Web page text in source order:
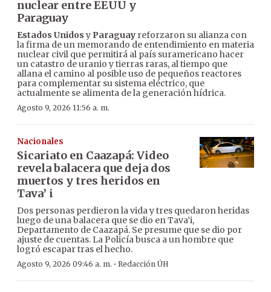
nuclear entre EEUU y
Paraguay
Estados Unidos y Paraguay reforzaron su alianza con
la firma de un memorando de entendimiento en materia
nuclear civil que permitirá al país suramericano hacer
un catastro de uranio y tierras raras, al tiempo que
allana el camino al posible uso de pequeños reactores
para complementar su sistema eléctrico, que
actualmente se alimenta de la generación hídrica.
Agosto 9, 2026 11:56 a. m.
Nacionales
Sicariato en Caazapá: Video
revela balacera que deja dos
muertos y tres heridos en
Tava’ i
Dos personas perdieron la vida y tres quedaron heridas
luego de una balacera que se dio en Tava’i,
Departamento de Caazapá. Se presume que se dio por
ajuste de cuentas. La Policía busca a un hombre que
logró escapar tras el hecho.
Agosto 9, 2026 09:46 a. m. · Redacción ÚH